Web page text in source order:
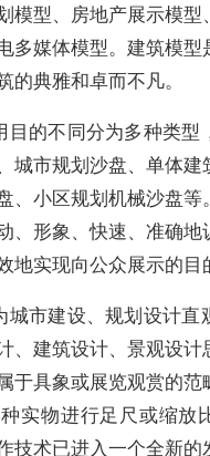
模型、房地产展示模型
多媒体模型。建筑模型
的典雅和卓而不凡。
目的不同分为多种类型
城市规划沙盘、单体建
、小区规划机械沙盘等
、形象、快速、准确地
地实现向公众展示的目
城市建设、规划设计直
、建筑设计、景观设计
于具象或展览观赏的范
实物进行足尺或缩放
技术已进入一个全新的